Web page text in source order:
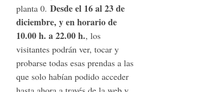
planta 0. Desde el 16 al 23 de
diciembre, y en horario de
10.00 h. a 22.00 h., los
visitantes podrán ver, tocar y
probarse todas esas prendas a las
que solo habían podido acceder